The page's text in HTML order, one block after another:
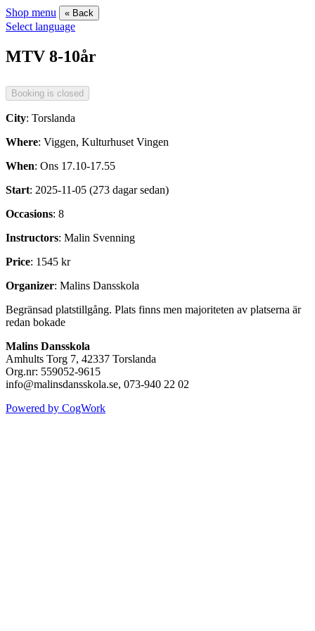
Shop menu « Back
Select language
MTV 8-10år
City: Torslanda
Where: Viggen, Kulturhuset Vingen
When: Ons 17.10-17.55
Start: 2025-11-05 (273 dagar sedan)
Occasions: 8
Instructors: Malin Svenning
Price: 1545 kr
Organizer: Malins Dansskola
Begränsad platstillgång. Plats finns men majoriteten av platserna är
redan bokade
Malins Dansskola
Amhults Torg 7, 42337 Torslanda
Org.nr: 559052-9615
info@malinsdansskola.se, 073-940 22 02
Powered by CogWork